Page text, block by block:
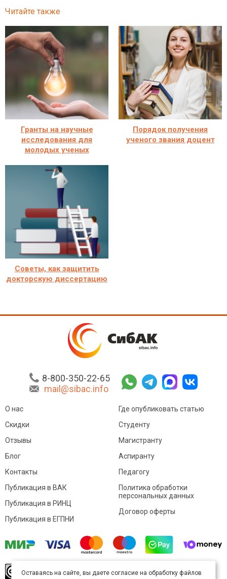
Читайте также
Гранты на научные
исследования для
молодых ученых
Порядок получения
ученого звания доцент
Советы, как защитить
докторскую диссертацию
8-800-350-22-65
mail@sibac.info
О нас
Скидки
Отзывы
Блог
Контакты
Где опубликовать статью
Студенту
Магистранту
Аспиранту
Педагогу
Публикация в ВАК
Публикация в РИНЦ
Публикация в ЕГПНИ
Политика обработки
персональных данных
Договор оферты
произведение доступно полицензии Creative
Оставаясь на сайте, вы даете согласие на обработку файлов